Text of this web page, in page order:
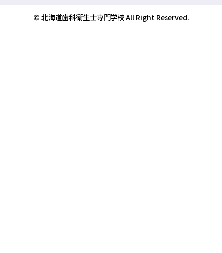
© 北海道歯科衛生士専門学校 All Right Reserved.